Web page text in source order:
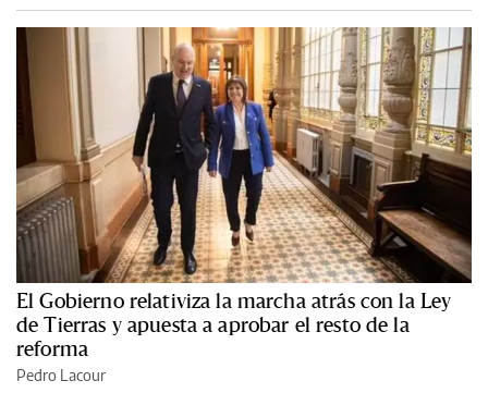
El Gobierno relativiza la marcha atrás con la Ley
de Tierras y apuesta a aprobar el resto de la
reforma
Pedro Lacour